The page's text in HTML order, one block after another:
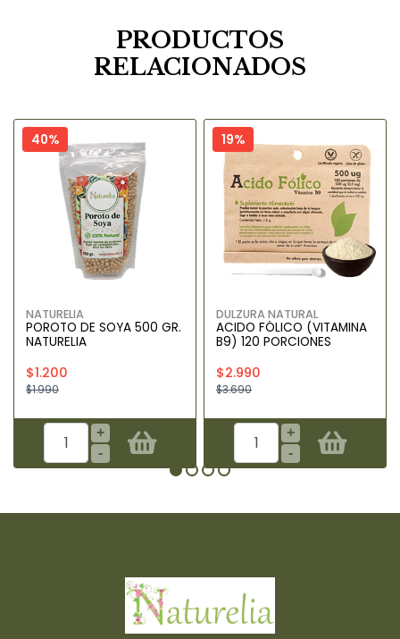
PRODUCTOS
RELACIONADOS
40%
NATURELIA
POROTO DE SOYA 500 GR.
NATURELIA
$1.200
$1.990
+
-
19%
DULZURA NATURAL
ACIDO FÓLICO (VITAMINA
B9) 120 PORCIONES
$2.990
$3.690
+
-